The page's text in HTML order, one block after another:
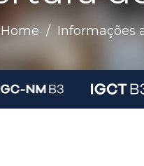
Home / Informações